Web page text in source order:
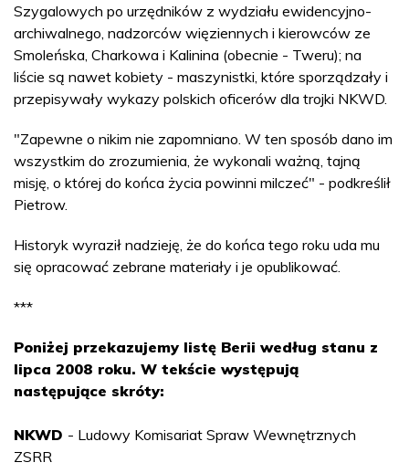
Szygalowych po urzędników z wydziału ewidencyjno-
archiwalnego, nadzorców więziennych i kierowców ze
Smoleńska, Charkowa i Kalinina (obecnie - Tweru); na
liście są nawet kobiety - maszynistki, które sporządzały i
przepisywały wykazy polskich oficerów dla trojki NKWD.
"Zapewne o nikim nie zapomniano. W ten sposób dano im
wszystkim do zrozumienia, że wykonali ważną, tajną
misję, o której do końca życia powinni milczeć" - podkreślił
Pietrow.
Historyk wyraził nadzieję, że do końca tego roku uda mu
się opracować zebrane materiały i je opublikować.
***
Poniżej przekazujemy listę Berii według stanu z
lipca 2008 roku. W tekście występują
następujące skróty:
NKWD - Ludowy Komisariat Spraw Wewnętrznych
ZSRR